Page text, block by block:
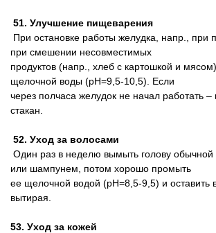
51. Улучшение пищеварения
При остановке работы желудка, напр., при
при смешении несовместимых
продуктов (напр., хлеб с картошкой и
щелочной воды (pH=9,5-10,5). Если
через полчаса желудок не начал работать
стакан.
52. Уход за волосами
Один раз в неделю вымыть голову
или шампунем, потом хорошо промыть
ее щелочной водой (pH=8,5-9,5) и оставить
вытирая.
53. Уход за кожей